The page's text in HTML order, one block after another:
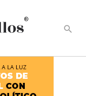
®
search